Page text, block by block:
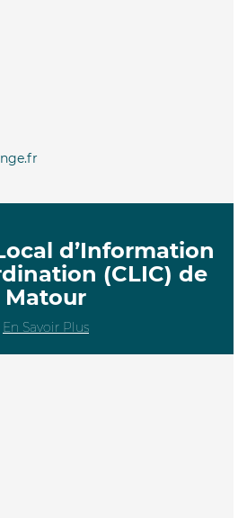
d’Information
(CLIC) de
Matour
En Savoir Plus